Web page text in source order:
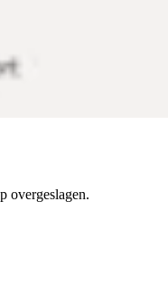
overgeslagen.